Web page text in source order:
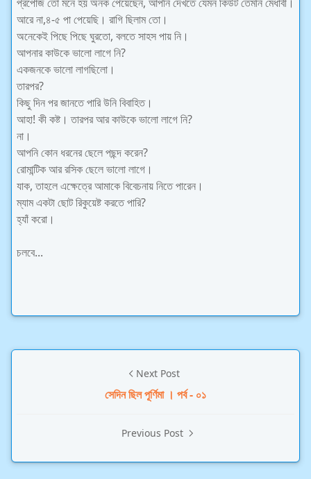
আরে না,৪-৫ পা পেয়েছি। রাগি ছিলাম তো।
অনেকেই পিছে পিছে ঘুরতো, বলতে সাহস পায় নি।
আপনার কাউকে ভালো লাগে নি?
একজনকে ভালো লাগছিলো।
তারপর?
কিছু দিন পর জানতে পারি উনি বিবাহিত।
আহা! কী কষ্ট। তারপর আর কাউকে ভালো লাগে নি?
না।
আপনি কোন ধরনের ছেলে পছন্দ করেন?
রোমান্টিক আর রসিক ছেলে ভালো লাগে।
যাক, তাহলে এক্ষেত্রে আমাকে বিবেচনায় নিতে পারেন।
ম্যাম একটা ছোট রিকুয়েষ্ট করতে পারি?
হ্যাঁ করো।
চলবে...
Next Post
সেদিন ছিল পূর্ণিমা । পর্ব - ০১
Previous Post